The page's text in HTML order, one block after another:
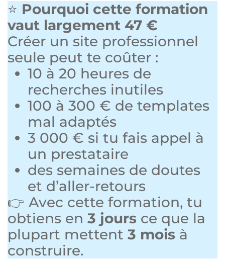
⭐ Pourquoi cette formation
vaut largement 47 €
Créer un site professionnel
seule peut te coûter :
10 à 20 heures de
recherches inutiles
100 à 300 € de templates
mal adaptés
3 000 € si tu fais appel à
un prestataire
des semaines de doutes
et d’aller-retours
👉 Avec cette formation, tu
obtiens en 3 jours ce que la
plupart mettent 3 mois à
construire.